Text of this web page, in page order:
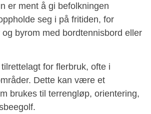
er ment å gi befolkningen
seg i på fritiden, for
byrom med bordtennisbord eller
for flerbruk, ofte i
Dette kan være et
brukes til terrengløp, orientering,